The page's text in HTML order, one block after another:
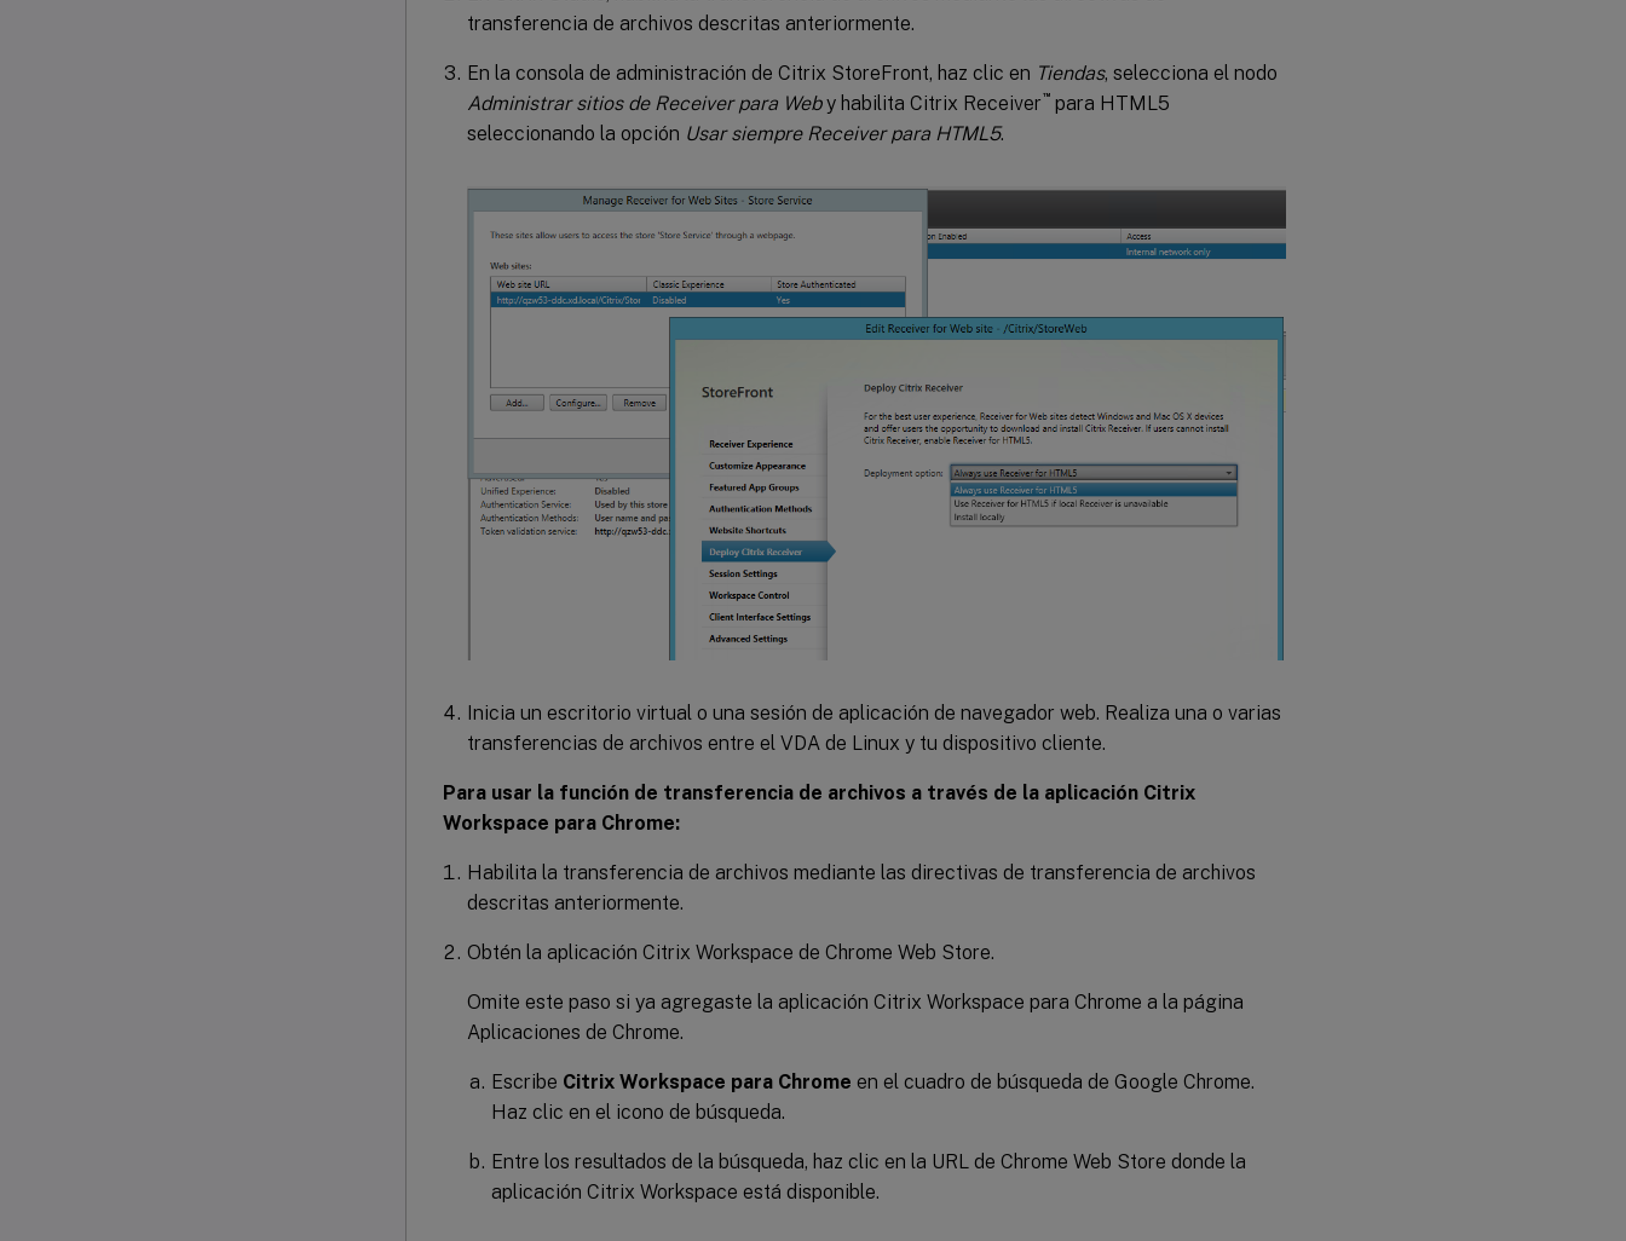
transferencia de archivos descritas anteriormente.
En la consola de administración de Citrix StoreFront, haz clic en Tiendas, selecciona el nodo
Administrar sitios de Receiver para Weby habilita Citrix Receiver ™ para HTML5
seleccionando la opción Usar siempre Receiver para HTML5.
Inicia un escritorio virtual o una sesión de aplicación de navegador web. Realiza una o varias
transferencias de archivos entre el VDA de Linux y tu dispositivo cliente.
Para usar la función de transferencia de archivos a través de la aplicación Citrix
Workspace para Chrome:
Habilita la transferencia de archivos mediante las directivas de transferencia de archivos
descritas anteriormente.
Obtén la aplicación Citrix Workspace de Chrome Web Store.
Omite este paso si ya agregaste la aplicación Citrix Workspace para Chrome a la página
Aplicaciones de Chrome.
Escribe Citrix Workspace para Chrome en el cuadro de búsqueda de Google Chrome.
Haz clic en el icono de búsqueda.
Entre los resultados de la búsqueda, haz clic en la URL de Chrome Web Store donde la
aplicación Citrix Workspace está disponible.